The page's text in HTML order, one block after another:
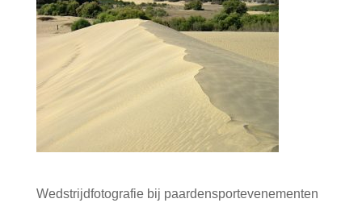
Wedstrijdfotografie bij paardensportevenementen